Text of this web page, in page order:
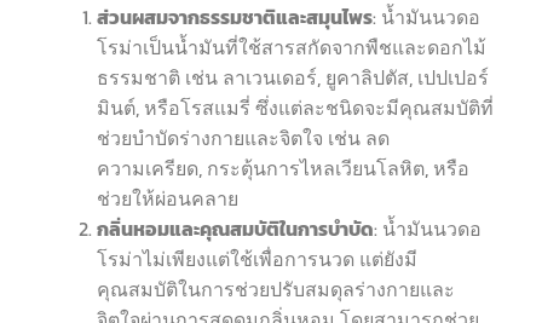
ส่วนผสมจากธรรมชาติและสมุนไพร: น้ำมันนวดอ
โรม่าเป็นน้ำมันที่ใช้สารสกัดจากพืชและดอกไม้
ธรรมชาติ เช่น ลาเวนเดอร์, ยูคาลิปตัส, เปปเปอร์
มินต์, หรือโรสแมรี่ ซึ่งแต่ละชนิดจะมีคุณสมบัติที่
ช่วยบำบัดร่างกายและจิตใจ เช่น ลด
ความเครียด, กระตุ้นการไหลเวียนโลหิต, หรือ
ช่วยให้ผ่อนคลาย
กลิ่นหอมและคุณสมบัติในการบำบัด: น้ำมันนวดอ
โรม่าไม่เพียงแต่ใช้เพื่อการนวด แต่ยังมี
คุณสมบัติในการช่วยปรับสมดุลร่างกายและ